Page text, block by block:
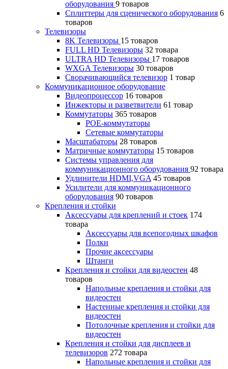
оборудования 9 товаров
Сплиттеры для сценического оборудования 6
товаров
Телевизоры
8K Телевизоры 15 товаров
FULL HD Телевизоры 32 товара
ULTRA HD Телевизоры 17 товаров
WXGA Телевизоры 30 товаров
Сворачивающийся телевизор 1 товар
Коммуникационное оборудование
Видеопроцессор 16 товаров
Инжекторы и разветвители 61 товар
Коммутаторы 365 товаров
POE-коммутаторы
Сетевые коммутаторы
Масштабаторы 28 товаров
Матричные коммутаторы 15 товаров
Системы управления для
коммуникационного оборудования 92 товара
Удлинители HDMI,VGA 45 товаров
Усилители для коммуникационного
оборудования 90 товаров
Крепления и стойки
Аксессуары для креплений и стоек 174
товара
Аксессуары для всепогодных шкафов
Полки
Прочие аксессуары
Штанги
Крепления и стойки для видеостен 48
товаров
Напольные крепления и стойки для
видеостен
Настенные крепления и стойки для
видеостен
Потолочные крепления и стойки для
видеостен
Крепления и стойки для дисплеев и
телевизоров 272 товара
Напольные крепления и стойки для